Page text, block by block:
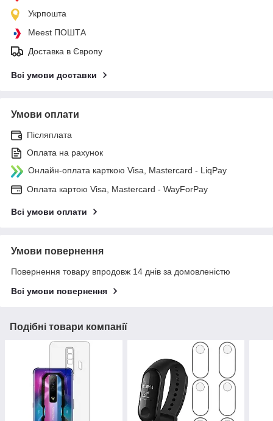
Укрпошта
Meest ПОШТА
Доставка в Європу
Всі умови доставки
Умови оплати
Післяплата
Оплата на рахунок
Онлайн-оплата карткою Visa, Mastercard - LiqPay
Оплата картою Visa, Mastercard - WayForPay
Всі умови оплати
Умови повернення
Повернення товару впродовж 14 днів за домовленістю
Всі умови повернення
Подібні товари компанії